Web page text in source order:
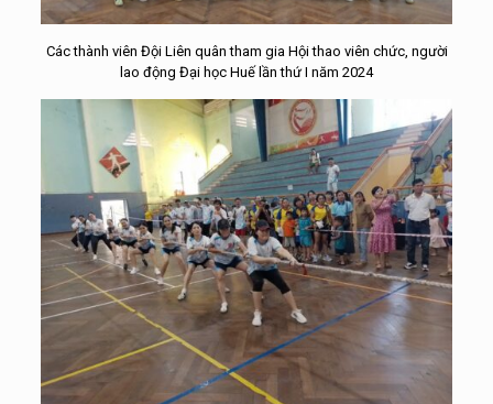
Các thành viên Đội Liên quân tham gia Hội thao viên chức, người
lao động Đại học Huế lần thứ I năm 2024